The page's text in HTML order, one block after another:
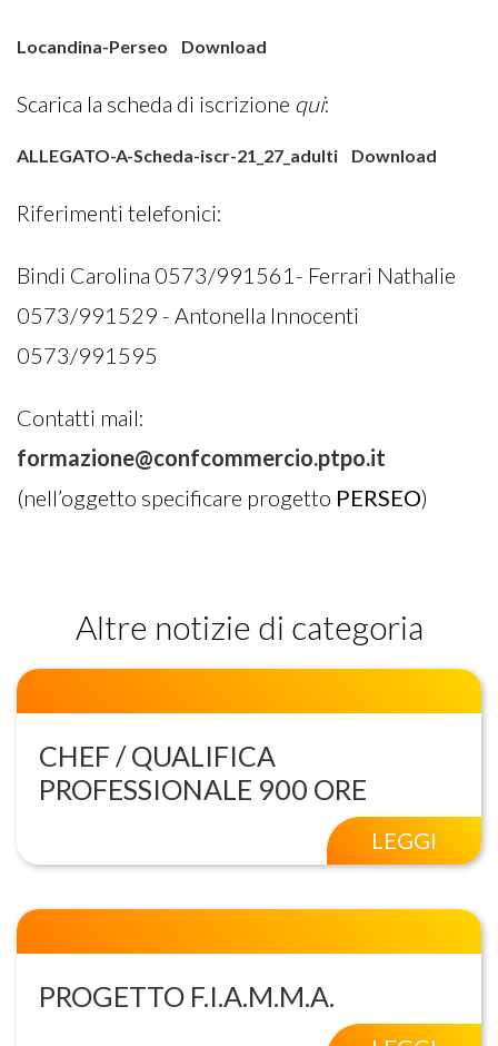
Locandina-Perseo Download
Scarica la scheda di iscrizione qui:
ALLEGATO-A-Scheda-iscr-21_27_adulti Download
Riferimenti telefonici:
Bindi Carolina 0573/991561- Ferrari Nathalie
0573/991529 - Antonella Innocenti
0573/991595
Contatti mail:
formazione@confcommercio.ptpo.it
(nell’oggetto specificare progetto PERSEO)
Altre notizie di categoria
CHEF / QUALIFICA
PROFESSIONALE 900 ORE
LEGGI
PROGETTO F.I.A.M.M.A.